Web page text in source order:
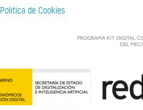
Política de Cookies